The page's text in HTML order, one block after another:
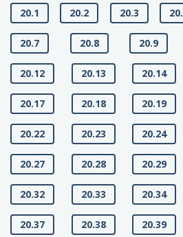
20.1 20.2 20.3
20.7 20.8 20.9
20.12 20.13 20.14
20.17 20.18 20.19
20.22 20.23 20.24
20.27 20.28 20.29
20.32 20.33 20.34
20.37 20.38 20.39